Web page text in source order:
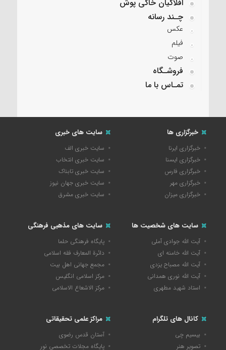
افلاکیان خاکی پوش
چـند رسانه
عکس
فیلم
صوت
فروشـگاه
تمـاس با ما
خبرگزاری ها
خبرگزاری ایرنا
خبرگزاری ایسنا
خبرگزاری فارس
خبرگزاری مهر
خبرگزاری میزان
سایت های خبری
سایت خبری الف
سایت خبری انتخاب
سایت خبری تابناک
سایت خبری جهان نیوز
سایت خبری مشرق
سایت های شخصیت ها
آیت الله جوادی آملی
آیت الله خامنه ای
آیت الله مصباح یزدی
آیت الله نوری همدانی
استاد شهید مطهری
سایت های مذهبی فرهنگی
پایگاه فرهنگی حلما
دائرة المعارف فقه اسلامی
مجمع جهانی اهل بیت
مرکز اسلامی انگلیس
مرکز الاشعاع الاسلامی
کانال های تلگرام
بیسیم چی
تصویر هنر
مراکز علمی تحقیقاتی
آستان قدس رضوی
پایگاه مجلات تخصصی نور